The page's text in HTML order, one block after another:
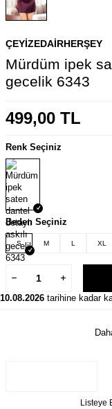
ÇEYIZEDAIRHERŞEY
Mürdüm ipek
gecelik 6343
499,00 TL
Renk Seçiniz
Beden Seçiniz
S M L XL
10.08.2026 tarihine kadar
Listeye